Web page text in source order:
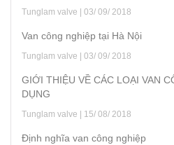
Tunglam valve | 03/ 09/ 2018
Van công nghiệp tại Hà Nội
Tunglam valve | 03/ 09/ 2018
GIỚI THIỆU VỀ CÁC LOẠI VAN
DỤNG
Tunglam valve | 15/ 08/ 2018
Định nghĩa van công nghiệp